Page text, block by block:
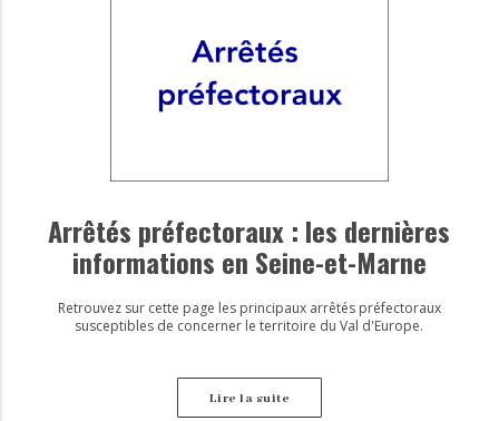
Arrêtés préfectoraux : les dernières
informations en Seine-et-Marne
Retrouvez sur cette page les principaux arrêtés préfectoraux
susceptibles de concerner le territoire du Val d'Europe.
Lire la suite